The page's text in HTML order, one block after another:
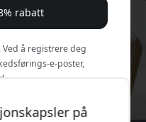
på
rabatt
å registrere deg
e-poster,
full pris.